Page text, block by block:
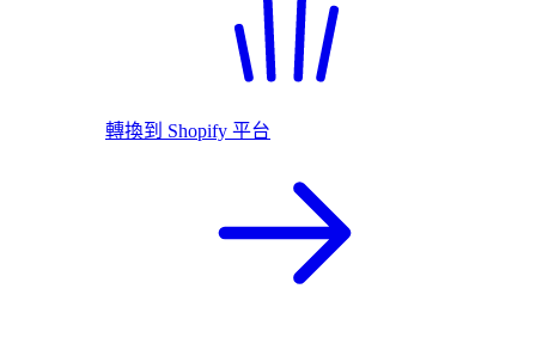
轉換到 Shopify 平台